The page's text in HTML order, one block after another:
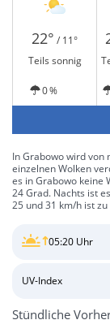
22° / 11°
Teils sonnig
0 %
In Grabowo wird von
einzelnen Wolken
es in Grabowo keine
24 Grad. Nachts ist
25 und 31 km/h ist
05:20 Uhr
UV-Index
Stündliche